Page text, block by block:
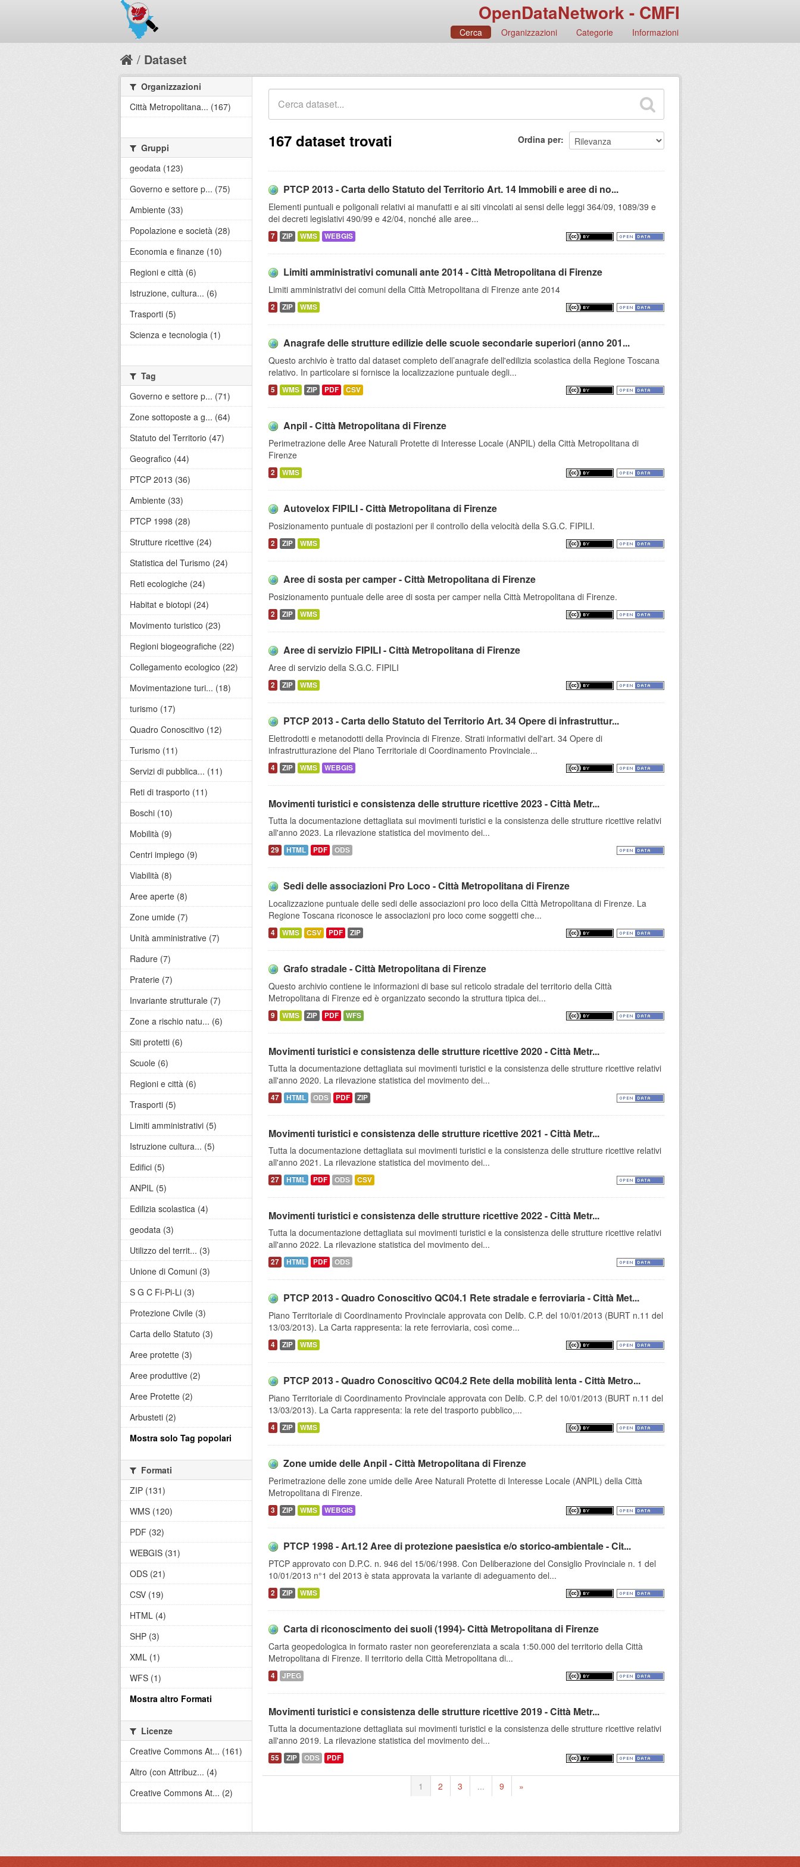
OpenDataNetwork - CMFI
Cerca Organizzazioni Categorie Informazioni
Dataset
Ordina per
167 dataset trovati
PTCP 2013 - Carta dello Statuto del Territorio Art. 14 Immobili e aree di no...
Elementi puntuali e poligonali relativi ai manufatti e ai siti vincolati ai sensi delle leggi 364/09, 1089/39 e
dei decreti legislativi 490/99 e 42/04, nonché alle aree...
7 ZIP WMS WEBGIS
Limiti amministrativi comunali ante 2014 - Città Metropolitana di Firenze
Limiti amministrativi dei comuni della Città Metropolitana di Firenze ante 2014
2 ZIP WMS
Anagrafe delle strutture edilizie delle scuole secondarie superiori (anno 201...
Questo archivio è tratto dal dataset completo dell’anagrafe dell'edilizia scolastica della Regione Toscana
relativo. In particolare si fornisce la localizzazione puntuale degli...
5 WMS ZIP PDF CSV
Anpil - Città Metropolitana di Firenze
Perimetrazione delle Aree Naturali Protette di Interesse Locale (ANPIL) della Città Metropolitana di
Firenze
2 WMS
Autovelox FIPILI - Città Metropolitana di Firenze
Posizionamento puntuale di postazioni per il controllo della velocità della S.G.C. FIPILI.
2 ZIP WMS
Aree di sosta per camper - Città Metropolitana di Firenze
Posizionamento puntuale delle aree di sosta per camper nella Città Metropolitana di Firenze.
2 ZIP WMS
Aree di servizio FIPILI - Città Metropolitana di Firenze
Aree di servizio della S.G.C. FIPILI
2 ZIP WMS
PTCP 2013 - Carta dello Statuto del Territorio Art. 34 Opere di infrastruttur...
Elettrodotti e metanodotti della Provincia di Firenze. Strati informativi dell'art. 34 Opere di
infrastrutturazione del Piano Territoriale di Coordinamento Provinciale...
4 ZIP WMS WEBGIS
Movimenti turistici e consistenza delle strutture ricettive 2023 - Città Metr...
Tutta la documentazione dettagliata sui movimenti turistici e la consistenza delle strutture ricettive relativi
all'anno 2023. La rilevazione statistica del movimento dei...
29 HTML PDF ODS
Sedi delle associazioni Pro Loco - Città Metropolitana di Firenze
Localizzazione puntuale delle sedi delle associazioni pro loco della Città Metropolitana di Firenze. La
Regione Toscana riconosce le associazioni pro loco come soggetti che...
4 WMS CSV PDF ZIP
Grafo stradale - Città Metropolitana di Firenze
Questo archivio contiene le informazioni di base sul reticolo stradale del territorio della Città
Metropolitana di Firenze ed è organizzato secondo la struttura tipica dei...
9 WMS ZIP PDF WFS
Movimenti turistici e consistenza delle strutture ricettive 2020 - Città Metr...
Tutta la documentazione dettagliata sui movimenti turistici e la consistenza delle strutture ricettive relativi
all'anno 2020. La rilevazione statistica del movimento dei...
47 HTML ODS PDF ZIP
Movimenti turistici e consistenza delle strutture ricettive 2021 - Città Metr...
Tutta la documentazione dettagliata sui movimenti turistici e la consistenza delle strutture ricettive relativi
all'anno 2021. La rilevazione statistica del movimento dei...
27 HTML PDF ODS CSV
Movimenti turistici e consistenza delle strutture ricettive 2022 - Città Metr...
Tutta la documentazione dettagliata sui movimenti turistici e la consistenza delle strutture ricettive relativi
all'anno 2022. La rilevazione statistica del movimento dei...
27 HTML PDF ODS
PTCP 2013 - Quadro Conoscitivo QC04.1 Rete stradale e ferroviaria - Città Met...
Piano Territoriale di Coordinamento Provinciale approvata con Delib. C.P. del 10/01/2013 (BURT n.11 del
13/03/2013). La Carta rappresenta: la rete ferroviaria, così come...
4 ZIP WMS
PTCP 2013 - Quadro Conoscitivo QC04.2 Rete della mobilità lenta - Città Metro...
Piano Territoriale di Coordinamento Provinciale approvata con Delib. C.P. del 10/01/2013 (BURT n.11 del
13/03/2013). La Carta rappresenta: la rete del trasporto pubblico,...
4 ZIP WMS
Zone umide delle Anpil - Città Metropolitana di Firenze
Perimetrazione delle zone umide delle Aree Naturali Protette di Interesse Locale (ANPIL) della Città
Metropolitana di Firenze.
3 ZIP WMS WEBGIS
PTCP 1998 - Art.12 Aree di protezione paesistica e/o storico-ambientale - Cit...
PTCP approvato con D.P.C. n. 946 del 15/06/1998. Con Deliberazione del Consiglio Provinciale n. 1 del
10/01/2013 n°1 del 2013 è stata approvata la variante di adeguamento del...
2 ZIP WMS
Carta di riconoscimento dei suoli (1994)- Città Metropolitana di Firenze
Carta geopedologica in formato raster non georeferenziata a scala 1:50.000 del territorio della Città
Metropolitana di Firenze. Il territorio della Città Metropolitana di...
4 JPEG
Movimenti turistici e consistenza delle strutture ricettive 2019 - Città Metr...
Tutta la documentazione dettagliata sui movimenti turistici e la consistenza delle strutture ricettive relativi
all'anno 2019. La rilevazione statistica del movimento dei...
55 ZIP ODS PDF
1 2 3 ... 9 »
Organizzazioni
Città Metropolitana... (167)
Gruppi
geodata (123)
Governo e settore p... (75)
Ambiente (33)
Popolazione e società (28)
Economia e finanze (10)
Regioni e città (6)
Istruzione, cultura... (6)
Trasporti (5)
Scienza e tecnologia (1)
Tag
Governo e settore p... (71)
Zone sottoposte a g... (64)
Statuto del Territorio (47)
Geografico (44)
PTCP 2013 (36)
Ambiente (33)
PTCP 1998 (28)
Strutture ricettive (24)
Statistica del Turismo (24)
Reti ecologiche (24)
Habitat e biotopi (24)
Movimento turistico (23)
Regioni biogeografiche (22)
Collegamento ecologico (22)
Movimentazione turi... (18)
turismo (17)
Quadro Conoscitivo (12)
Turismo (11)
Servizi di pubblica... (11)
Reti di trasporto (11)
Boschi (10)
Mobilità (9)
Centri impiego (9)
Viabilità (8)
Aree aperte (8)
Zone umide (7)
Unità amministrative (7)
Radure (7)
Praterie (7)
Invariante strutturale (7)
Zone a rischio natu... (6)
Siti protetti (6)
Scuole (6)
Regioni e città (6)
Trasporti (5)
Limiti amministrativi (5)
Istruzione cultura... (5)
Edifici (5)
ANPIL (5)
Edilizia scolastica (4)
geodata (3)
Utilizzo del territ... (3)
Unione di Comuni (3)
S G C Fi-Pi-Li (3)
Protezione Civile (3)
Carta dello Statuto (3)
Aree protette (3)
Aree produttive (2)
Aree Protette (2)
Arbusteti (2)
Mostra solo Tag popolari
Formati
ZIP (131)
WMS (120)
PDF (32)
WEBGIS (31)
ODS (21)
CSV (19)
HTML (4)
SHP (3)
XML (1)
WFS (1)
Mostra altro Formati
Licenze
Creative Commons At... (161)
Altro (con Attribuz... (4)
Creative Commons At... (2)